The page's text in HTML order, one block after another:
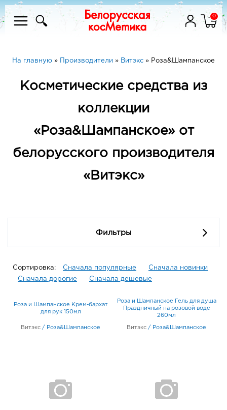
0
На главную » Производители » Витэкс » Роза&Шампанское
Косметические средства из
коллекции
«Роза&Шампанское» от
белорусского производителя
«Витэкс»
Фильтры
Сортировка: Сначала популярные
Сначала новинки
Сначала дорогие
Сначала дешевые
Роза и Шампанское Крем-бархат
для рук 150мл
Витэкс / Роза&Шампанское
Роза и Шампанское Гель для душа
Праздничный на розовой воде
260мл
Витэкс / Роза&Шампанское